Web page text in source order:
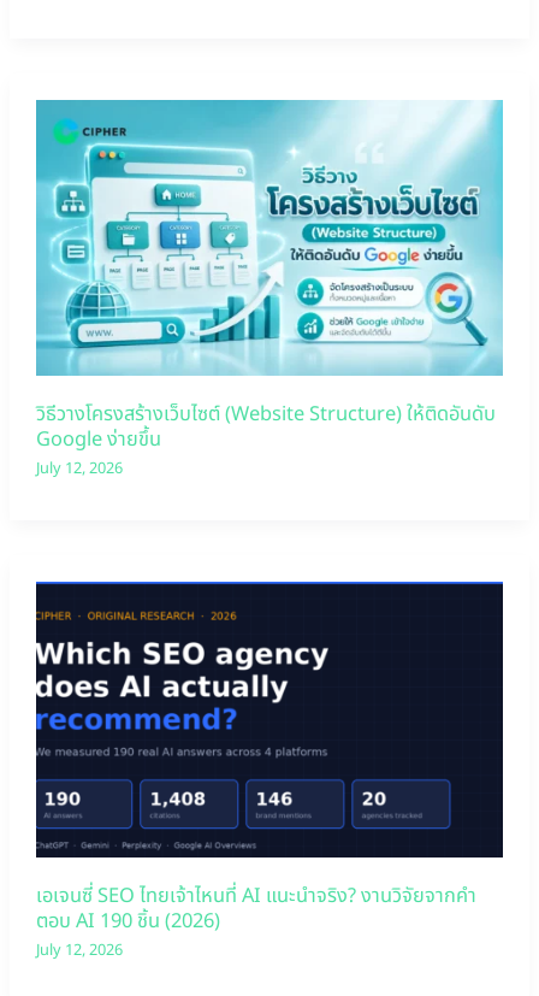
วิธีวางโครงสร้างเว็บไซต์ (Website Structure) ให้ติดอันดับ
Google ง่ายขึ้น
July 12, 2026
เอเจนซี่ SEO ไทยเจ้าไหนที่ AI แนะนำจริง? งานวิจัยจากคำ
ตอบ AI 190 ชิ้น (2026)
July 12, 2026